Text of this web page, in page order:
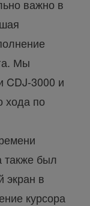
важно в
Мы
CDJ-3000 и
хода по
также был
экран в
курсора